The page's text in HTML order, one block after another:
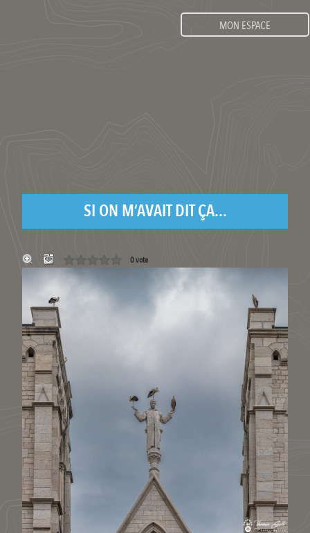
MON ESPACE
SI ON M’AVAIT DIT ÇA...
0 vote